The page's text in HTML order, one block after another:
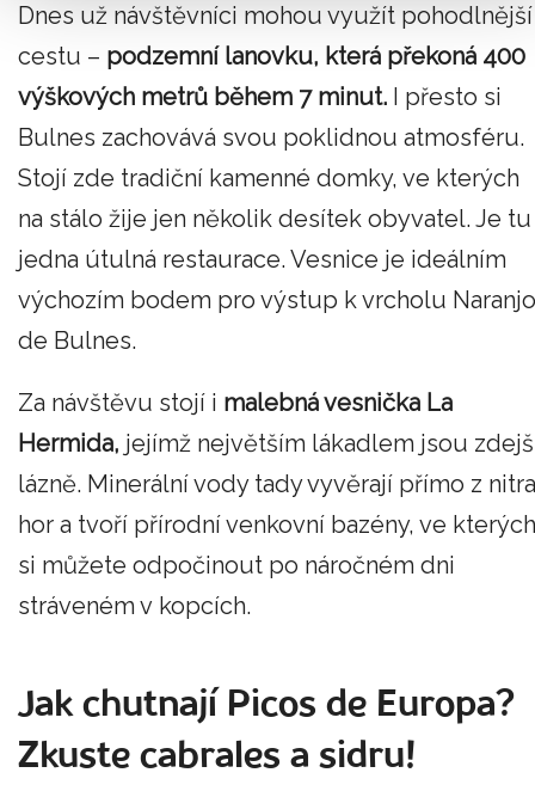
Dnes už návštěvníci mohou využít pohodlnější
cestu – podzemní lanovku, která překoná 400
výškových metrů během 7 minut. I přesto si
Bulnes zachovává svou poklidnou atmosféru.
Stojí zde tradiční kamenné domky, ve kterých
na stálo žije jen několik desítek obyvatel. Je
jedna útulná restaurace. Vesnice je ideálním
výchozím bodem pro výstup k vrcholu Naranjo
de Bulnes.
Za návštěvu stojí i malebná vesnička La
Hermida, jejímž největším lákadlem jsou
lázně. Minerální vody tady vyvěrají přímo z nitra
hor a tvoří přírodní venkovní bazény, ve kterých
si můžete odpočinout po náročném dni
stráveném v kopcích.
Jak chutnají Picos de Europa?
Zkuste cabrales a sidru!